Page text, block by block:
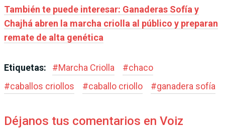
También te puede interesar: Ganaderas Sofía y
Chajhá abren la marcha criolla al público y preparan
remate de alta genética
Etiquetas: #Marcha Criolla #chaco
#caballos criollos #caballo criollo #ganadera sofía
Déjanos tus comentarios en Voiz